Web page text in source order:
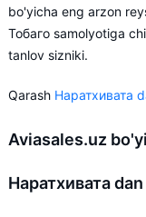
bo'yicha eng arzon
Тобаго samolyotiga
tanlov sizniki.
Qarash Наратхивата
Aviasales.uz
Наратхивата